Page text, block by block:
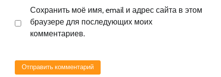
Сохранить моё имя, email и адрес сайта в этом
браузере для последующих моих
комментариев.